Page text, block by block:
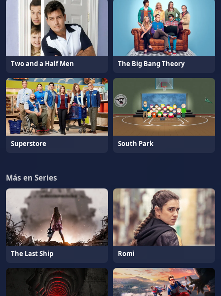
Two and a Half Men The Big Bang Theory
Superstore South Park
Más en Series
The Last Ship Romi